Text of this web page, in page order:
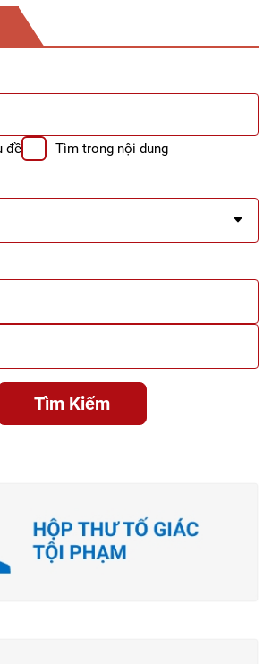
đề Tìm trong nội dung
Tìm Kiếm